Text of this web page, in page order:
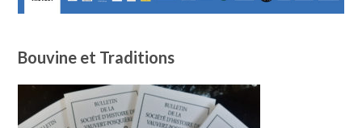
Bouvine et Traditions